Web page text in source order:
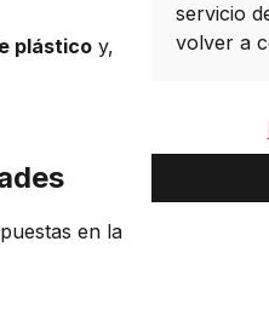
plástico y,
en la
servicio
volver a